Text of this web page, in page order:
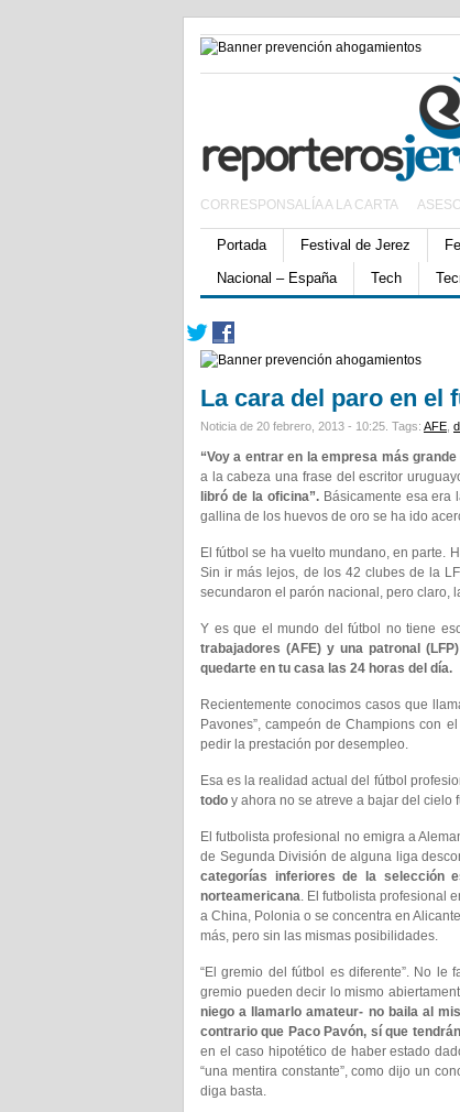
CORRESPONSALÍA A LA CARTA
Portada Festival de Jerez
Nacional – España
Tech
La cara del paro en el
Noticia de 20 febrero, 2013 - 10:25. Tags: AFE
“Voy a entrar en la empresa más grande
a la cabeza una frase del escritor
libró de la oficina”.Básicamente esa era
gallina de los huevos de oro se ha ido
El fútbol se ha vuelto mundano, en parte.
Sin ir más lejos, de los 42 clubes de la
secundaron el parón nacional, pero claro,
Y es que el mundo del fútbol no tiene
trabajadores (AFE) y una patronal
quedarte en tu casa las 24 horas del día.
Recientemente conocimos casos que
Pavones”, campeón de Champions con
pedir la prestación por desempleo.
Esa es la realidad actual del fútbol
todo y ahora no se atreve a bajar del cielo
El futbolista profesional no emigra a
de Segunda División de alguna liga
categorías inferiores de la selección
norteamericana. El futbolista profesional
a China, Polonia o se concentra en
más, pero sin las mismas posibilidades.
“El gremio del fútbol es diferente”. No le
gremio pueden decir lo mismo
niego a llamarlo amateur- no baila al
contrario que Paco Pavón, sí que
en el caso hipotético de haber estado
“una mentira constante”, como dijo un
diga basta.